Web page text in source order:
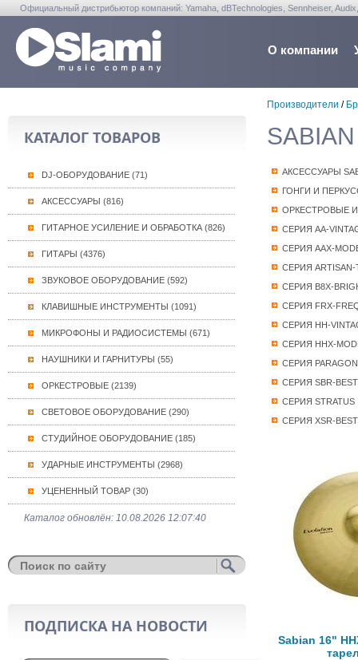
Официальный дистрибьютор компаний: Yamaha, dBTechnologies, Sennheiser,
О компании
КАТАЛОГ ТОВАРОВ
DJ-ОБОРУДОВАНИЕ (71)
АКСЕССУАРЫ (816)
ГИТАРНОЕ УСИЛЕНИЕ И ОБРАБОТКА (826)
ГИТАРЫ (4376)
ЗВУКОВОЕ ОБОРУДОВАНИЕ (592)
КЛАВИШНЫЕ ИНСТРУМЕНТЫ (1091)
МИКРОФОНЫ И РАДИОСИСТЕМЫ (671)
НАУШНИКИ И ГАРНИТУРЫ (55)
ОРКЕСТРОВЫЕ (2139)
СВЕТОВОЕ ОБОРУДОВАНИЕ (290)
СТУДИЙНОЕ ОБОРУДОВАНИЕ (185)
УДАРНЫЕ ИНСТРУМЕНТЫ (2968)
УЦЕНЕННЫЙ ТОВАР (30)
Каталог обновлён: 10.08.2026 12:07:40
ПОДПИСКА НА НОВОСТИ
Производители /
АКСЕССУАРЫ
ГОНГИ И
ОРКЕСТРОВЫЕ
СЕРИЯ AA-
СЕРИЯ AAX-
СЕРИЯ ARTISAN-
СЕРИЯ B8X-
СЕРИЯ FRX-
СЕРИЯ HH-
СЕРИЯ HHX-
СЕРИЯ PARAGON
СЕРИЯ SBR-BEST
СЕРИЯ STRATUS
СЕРИЯ XSR-BEST
Sabian 16"